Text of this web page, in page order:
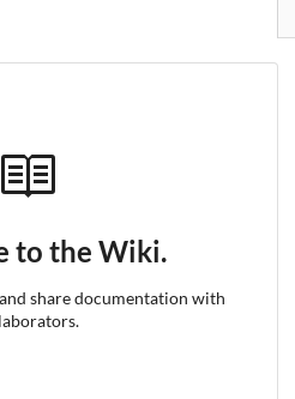
to the Wiki.
share documentation with